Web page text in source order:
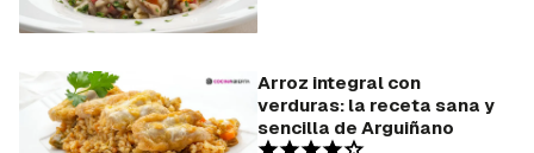
Arroz integral con
verduras: la receta sana y
sencilla de Arguiñano